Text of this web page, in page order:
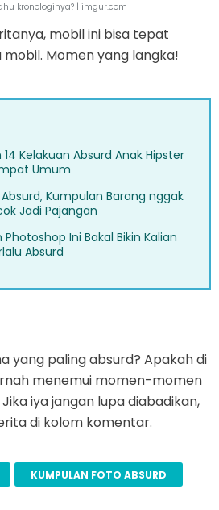
kronologinya? | imgur.com
mobil ini bisa tepat
Momen yang langka!
14 Kelakuan Absurd Anak Hipster
Umum
Kumpulan Barang nggak
Jadi Pajangan
Photoshop Ini Bakal Bikin Kalian
Absurd
yang paling absurd? Apakah di
menemui momen-momen
iya jangan lupa diabadikan,
di kolom komentar.
KUMPULAN FOTO ABSURD